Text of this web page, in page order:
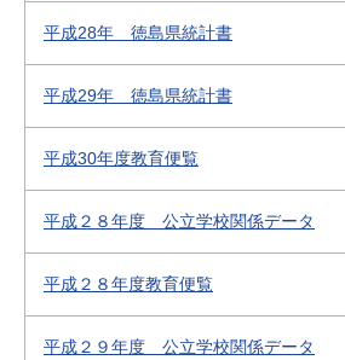
平成28年 徳島県統計書
平成29年 徳島県統計書
平成30年度教育便覧
平成２８年度 公立学校関係データ
平成２８年度教育便覧
平成２９年度 公立学校関係データ